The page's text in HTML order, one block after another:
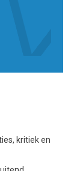
kritiek en